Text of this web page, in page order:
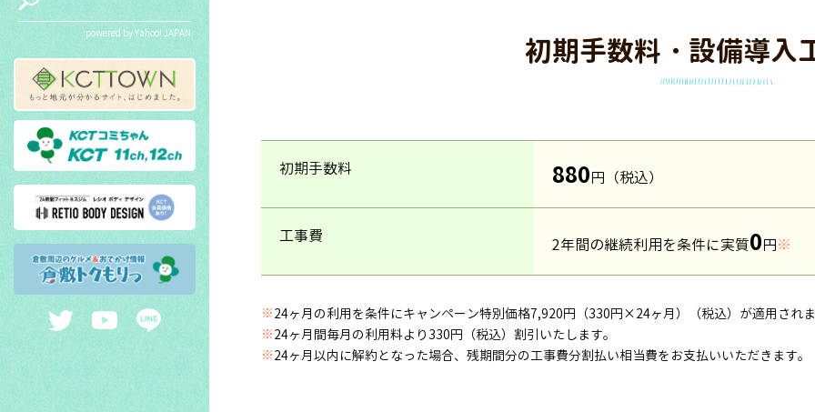
powered by Yahoo! JAPAN 初期手数料・設備導入
初期手数料 880円（税込）
工事費 2年間の継続利用を条件に実質0円※
※24ヶ月の利用を条件にキャンペーン特別価格7,920円（330円×24ヶ月）（税込）が適用され
※24ヶ月間毎月の利用料より330円（税込）割引いたします。
※24ヶ月以内に解約となった場合、残期間分の工事費分割払い相当費をお支払いいただきます。